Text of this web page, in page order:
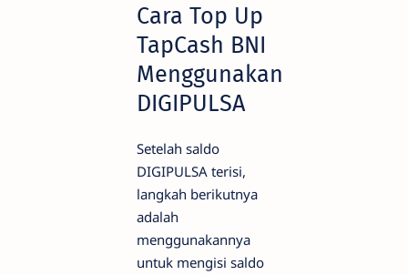
Cara Top Up
TapCash BNI
Menggunakan
DIGIPULSA
Setelah saldo
DIGIPULSA terisi,
langkah berikutnya
adalah
menggunakannya
untuk mengisi saldo